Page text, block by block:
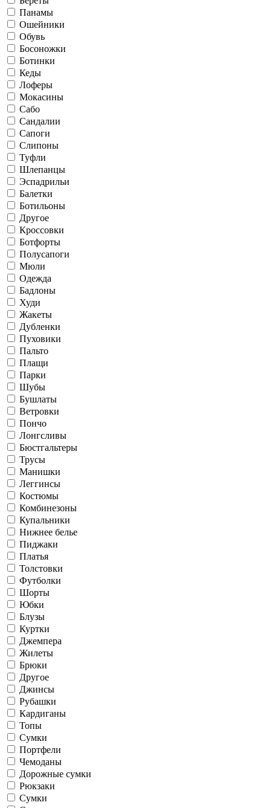
Панамы
Ошейники
Обувь
Босоножки
Ботинки
Кеды
Лоферы
Мокасины
Сабо
Сандалии
Сапоги
Слипоны
Туфли
Шлепанцы
Эспадрильи
Балетки
Ботильоны
Другое
Кроссовки
Ботфорты
Полусапоги
Мюли
Одежда
Бадлоны
Худи
Жакеты
Дубленки
Пуховики
Пальто
Плащи
Парки
Шубы
Бушлаты
Ветровки
Пончо
Лонгсливы
Бюстгальтеры
Трусы
Манишки
Леггинсы
Костюмы
Комбинезоны
Купальники
Нижнее белье
Пиджаки
Платья
Толстовки
Футболки
Шорты
Юбки
Блузы
Куртки
Джемпера
Жилеты
Брюки
Другое
Джинсы
Рубашки
Кардиганы
Топы
Сумки
Портфели
Чемоданы
Дорожные сумки
Рюкзаки
Сумки